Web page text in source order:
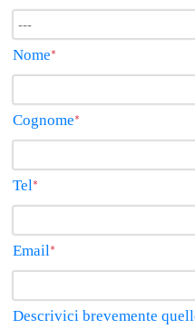
Nome*
Cognome*
Tel*
Email*
Descrivici brevemente